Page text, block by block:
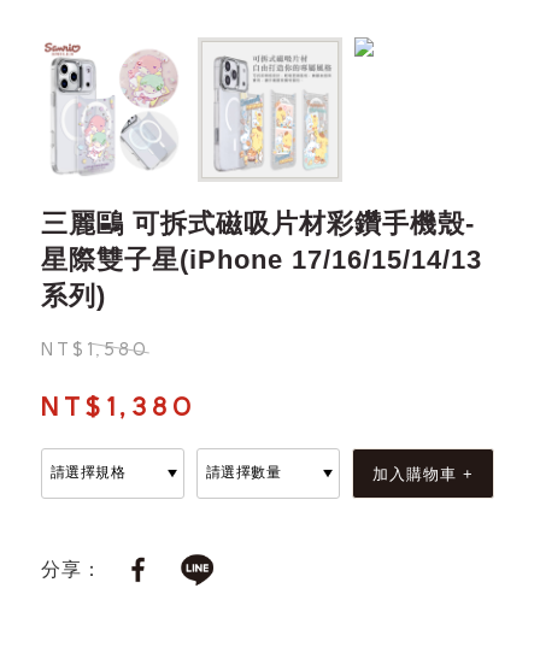
三麗鷗 可拆式磁吸片材彩鑽手機殼-
星際雙子星(iPhone 17/16/15/14/13
系列)
NT$1,580
NT$1,380
分享：